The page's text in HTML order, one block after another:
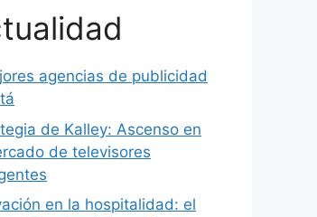
agencias de publicidad
de Kalley: Ascenso en
de televisores
en la hospitalidad: el